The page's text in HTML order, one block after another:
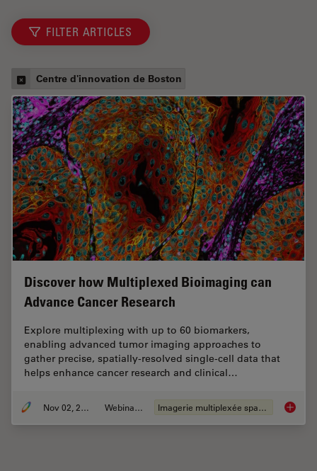
FILTER ARTICLES
Centre d'innovation de Boston
Discover how Multiplexed Bioimaging can
Advance Cancer Research
Explore multiplexing with up to 60 biomarkers,
enabling advanced tumor imaging approaches to
gather precise, spatially-resolved single-cell data that
helps enhance cancer research and clinical…
Nov 02, 2023 Webinaire Imagerie multiplexée spatiale